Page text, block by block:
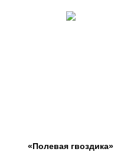
«Полевая гвоздика»